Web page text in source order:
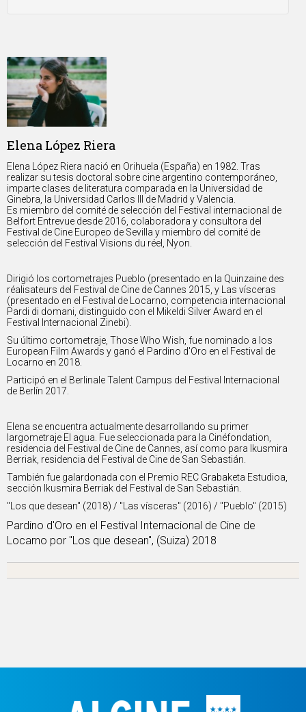
Elena López Riera
Elena López Riera nació en Orihuela (España) en 1982. Tras
realizar su tesis doctoral sobre cine argentino contemporáneo,
imparte clases de literatura comparada en la Universidad de
Ginebra, la Universidad Carlos III de Madrid y Valencia.
Es miembro del comité de selección del Festival internacional de
Belfort Entrevue desde 2016, colaboradora y consultora del
Festival de Cine Europeo de Sevilla y miembro del comité de
selección del Festival Visions du réel, Nyon.
Dirigió los cortometrajes Pueblo (presentado en la Quinzaine des
réalisateurs del Festival de Cine de Cannes 2015, y Las vísceras
(presentado en el Festival de Locarno, competencia internacional
Pardi di domani, distinguido con el Mikeldi Silver Award en el
Festival Internacional Zinebi).
Su último cortometraje, Those Who Wish, fue nominado a los
European Film Awards y ganó el Pardino d'Oro en el Festival de
Locarno en 2018.
Participó en el Berlinale Talent Campus del Festival Internacional
de Berlín 2017.
Elena se encuentra actualmente desarrollando su primer
largometraje El agua. Fue seleccionada para la Cinéfondation,
residencia del Festival de Cine de Cannes, así como para Ikusmira
Berriak, residencia del Festival de Cine de San Sebastián.
También fue galardonada con el Premio REC Grabaketa Estudioa,
sección Ikusmira Berriak del Festival de San Sebastián.
"Los que desean" (2018) / "Las vísceras" (2016) / "Pueblo" (2015)
Pardino d'Oro en el Festival Internacional de Cine de
Locarno por "Los que desean", (Suiza) 2018